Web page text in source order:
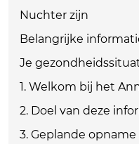
Nuchter zijn
Belangrijke
Je
1. Welkom bij het
2. Doel van deze
3. Geplande opname